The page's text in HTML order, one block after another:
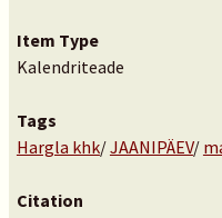
Item Type
Kalendriteade
Tags
Hargla khk/JAANIPÄEV/
Citation